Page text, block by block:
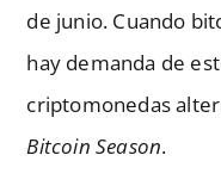
de junio. Cuando
hay demanda de
criptomonedas
Bitcoin Season.